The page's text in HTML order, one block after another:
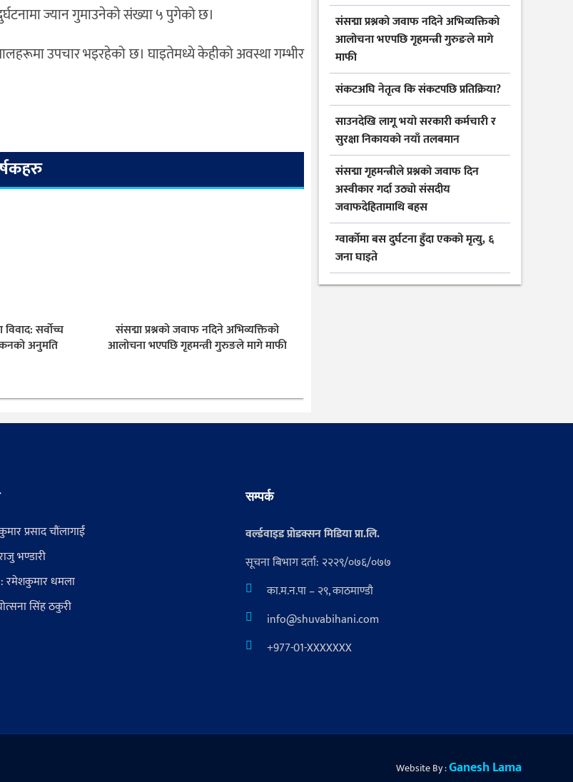
ज्यान गुमाउनेको संख्या ५ पुगेको छ।
उपचार भइरहेको छ। घाइतेमध्ये केहीको अवस्था गम्भीर
सर्वोच्च
अनुमति
संसद्मा प्रश्नको जवाफ नदिने अभिव्यक्तिको
आलोचना भएपछि गृहमन्त्री गुरुङले मागे माफी
संसद्मा प्रश्नको जवाफ नदिने अभिव्यक्तिको
आलोचना भएपछि गृहमन्त्री गुरुङले मागे
माफी
संकटअघि नेतृत्व कि संकटपछि प्रतिक्रिया?
साउनदेखि लागू भयो सरकारी कर्मचारी र
सुरक्षा निकायको नयाँ तलबमान
संसद्मा गृहमन्त्रीले प्रश्नको जवाफ दिन
अस्वीकार गर्दा उठ्यो संसदीय
जवाफदेहितामाथि बहस
ग्वार्कोमा बस दुर्घटना हुँदा एकको मृत्यु, ६
जना घाइते
प्रसाद चौंलागाईं
भण्डारी
रमेशकुमार धमला
सिंह ठकुरी
सम्पर्क
वर्ल्डवाइड प्रोडक्सन मिडिया प्रा.लि.
सूचना बिभाग दर्ता: २२२९/०७६/०७७
का.म.न.पा – २९, काठमाण्डौ
info@shuvabihani.com
+977-01-XXXXXXX
Website By :Ganesh Lama